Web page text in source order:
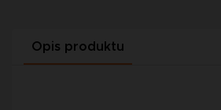
Opis produktu